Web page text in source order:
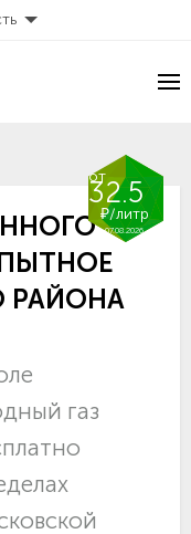
от
32.5
₽/литр
07.08.2026
РАЙОНА
газ